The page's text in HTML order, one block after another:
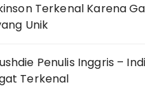
Terkenal Karena
Unik
Penulis Inggris –
Terkenal